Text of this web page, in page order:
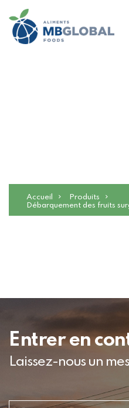
Accueil
Produits
Débarquement des fruits
Entrer en
Laissez-nous un